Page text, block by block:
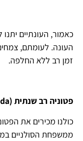
כאמור, העונתיים
העונה. לעומתם,
זמן רב ללא החלפה.
פטוניה רב שנתית (Petunia hybrida) בצבע שחור
כולנו מכירים את
ממשפחת הסולניים